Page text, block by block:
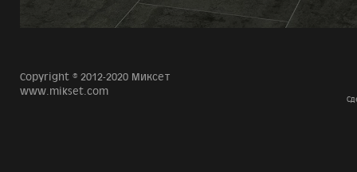
Copyright © 2012-2020 Миксет
www.mikset.com